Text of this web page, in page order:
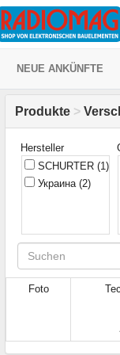
NEUE ANKÜNFTE
Produkte >
Hersteller
SCHURTER (1)
Украина (2)
Foto